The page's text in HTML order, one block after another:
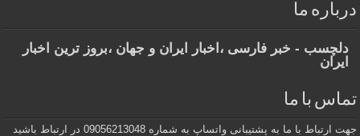
درباره ما
دلچسب - خبر فارسی ،اخبار ایران و جهان ،بروز ترین اخبار
ایران
تماس با ما
جهت ارتباط با ما به پشتیبانی واتساپ به شماره 09056213048 در ارتباط باشید